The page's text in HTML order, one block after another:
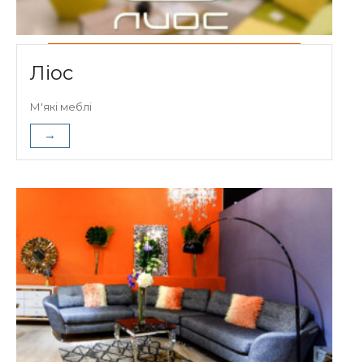
Ліос
М'які меблі
→